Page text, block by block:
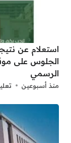
الجلوس على موقع
الرسمي
منذ أسبوعين